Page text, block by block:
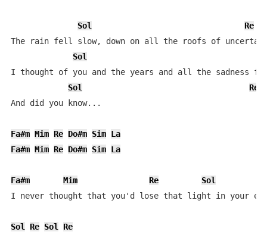
Sol
Re
The rain fell slow, down on all the roofs of
Sol
I thought of you and the years and all the sadness
Sol
Re
And did you know...
Fa#m Mim Re Do#m Sim La
Fa#m Mim Re Do#m Sim La
Fa#m Mim Re
Sol
I never thought that you'd lose that light in your
Sol Re Sol Re